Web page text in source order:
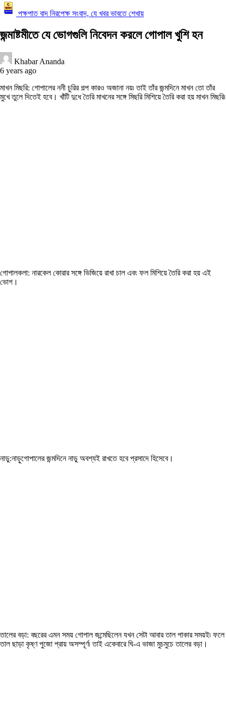
পক্ষপাত বাদ নিরপেক্ষ সংবাদ, যে খবর ভাবতে শেখায়
জন্মাষ্টমীতে যে ভোগগুলি নিবেদন করলে গোপাল খুশি হন
Khabar Ananda
6 years ago
মাখন মিছরি: গোপালের ননী চুরির গল্প কারও অজানা নয়৷ তাই তাঁর জন্মদিনে মাখন তো তাঁর
মুখে তুলে দিতেই হবে। খাঁটি দুধে তৈরি মাখনের সঙ্গে মিছরি মিশিয়ে তৈরি করা হয় মাখন মিছরি৷
গোপালকলা: নারকেল কোরার সঙ্গে ভিজিয়ে রাখা চাল এবং ফল মিশিয়ে তৈরি করা হয় এই
ভোগ।
নাড়ু:নাড়ুগোপালের জন্মদিনে নাড়ু অবশ্যই রাখতে হবে প্রসাদে হিসেবে।
তালের বড়া: বছরের এমন সময় গোপাল জন্মেছিলেন যখন সেটা আবার তাল পাকার সময়ই৷ ফলে
তাল ছাড়া কৃষ্ণ পুজো প্রায় অসম্পূর্ণ৷ তাই একেবারে ঘি-এ ভাজা মুচমুচে তালের বড়া।